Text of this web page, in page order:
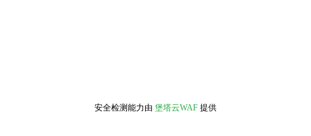
安全检测能力由 堡塔云WAF 提供